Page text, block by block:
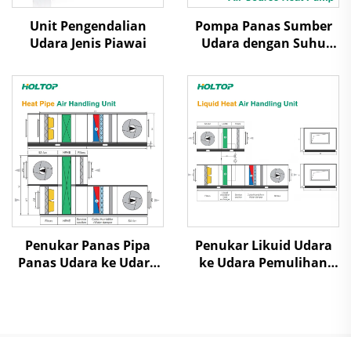
Unit Pengendalian
Udara Jenis Piawai
Pompa Panas Sumber
Udara dengan Suhu
Dilepas Uap Scroll
Penukar Panas Pipa
Panas Udara ke Udara
Penukar Likuid Udara
ke Udara Pemulihan